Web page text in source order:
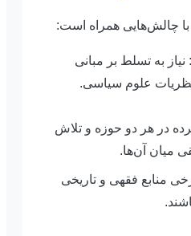
چالش‌هایی همراه است:
نیاز به تسلط بر مبانی
علوم سیاسی.
در هر دو حوزه و تلاش
میان آن‌ها.
منابع فقهی و تاریخی